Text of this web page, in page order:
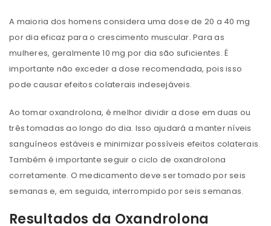
A maioria dos homens considera uma dose de 20 a 40 mg
por dia eficaz para o crescimento muscular. Para as
mulheres, geralmente 10 mg por dia são suficientes. É
importante não exceder a dose recomendada, pois isso
pode causar efeitos colaterais indesejáveis.
Ao tomar oxandrolona, ​​é melhor dividir a dose em duas ou
três tomadas ao longo do dia. Isso ajudará a manter níveis
sanguíneos estáveis ​​e minimizar possíveis efeitos colaterais.
Também é importante seguir o ciclo de oxandrolona
corretamente. O medicamento deve ser tomado por seis
semanas e, em seguida, interrompido por seis semanas.
Resultados da Oxandrolona